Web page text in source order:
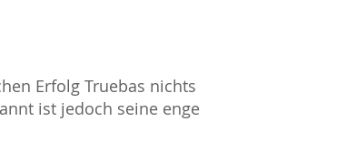
Erfolg Truebas nichts
ist jedoch seine enge